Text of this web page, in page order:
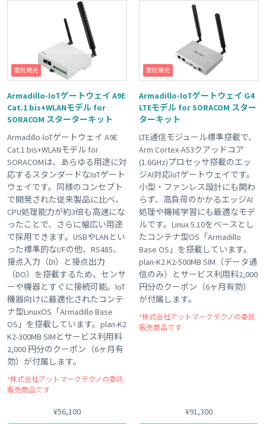
委託販売
Armadillo-IoTゲートウェイ A9E
Cat.1 bis+WLANモデル for
SORACOM スターターキット
Armadillo-IoTゲートウェイ A9E
Cat.1 bis+WLANモデル for
SORACOMは、あらゆる用途に対
応するスタンダードなIoTゲート
ウェイです。同様のコンセプト
で開発された従来製品に比べ、
CPU処理能力が約3倍も高速にな
ったことで、さらに幅広い用途
で採用できます。USBやLANとい
った標準的なI/Fの他、RS485、
接点入力（DI）と接点出力
（DO）を搭載するため、センサ
ーや機器とすぐに接続可能。IoT
機器向けに最適化されたコンテ
ナ型LinuxOS「Armadillo Base
OS」を搭載しています。plan-K2
K2-300MB SIMとサービス利用料
2,000 円分のクーポン（6ヶ月有
効）が付属します。
*株式会社アットマークテクノの委託
販売商品です
¥56,100
委託販売
Armadillo-IoTゲートウェイ G4
LTEモデル for SORACOM スター
ターキット
LTE通信モジュール標準搭載で、
Arm Cortex-A53クアッドコア
(1.6GHz)プロセッサ搭載のエッ
ジAI対応IoTゲートウェイです。
小型・ファンレス設計にも関わ
らず、高負荷のかかるエッジAI
処理や機械学習にも最適なモデ
ルです。Linux 5.10をベースとし
たコンテナ型OS「Armadillo
Base OS」を搭載しています。
plan-K2 K2-500MB SIM（データ通
信のみ）とサービス利用料2,000
円分のクーポン（6ヶ月有効）
が付属します。
*株式会社アットマークテクノの委託
販売商品です
¥91,300